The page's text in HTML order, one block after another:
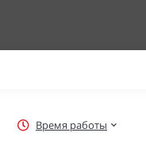
Время работы